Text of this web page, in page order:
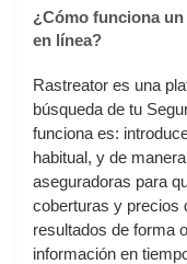
¿Cómo funciona
en línea?
Rastreator es una
búsqueda de tu
funciona es:
habitual, y de
aseguradoras para
coberturas y precios
resultados de forma
información en